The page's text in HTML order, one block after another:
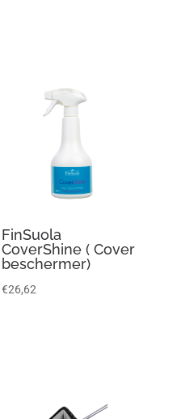
FinSuola
CoverShine ( Cover
beschermer)
€26,62